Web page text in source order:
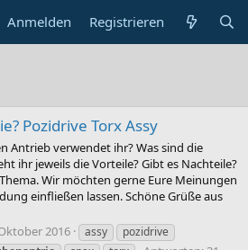
Anmelden Registrieren
Pozidrive Torx Assy
Antrieb verwendet ihr? Was sind die
ihr jeweils die Vorteile? Gibt es Nachteile?
Wir möchten gerne Eure Meinungen
einfließen lassen. Schöne Grüße aus
2016 assy
pozidrive